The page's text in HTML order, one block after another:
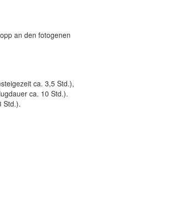
an den fotogenen
ca. 3,5 Std.),
ca. 10 Std.).
Std.).